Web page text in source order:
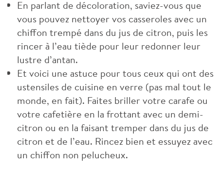
En parlant de décoloration, saviez-vous que
vous pouvez nettoyer vos casseroles avec un
chiffon trempé dans du jus de citron, puis les
rincer à l’eau tiède pour leur redonner leur
lustre d’antan.
Et voici une astuce pour tous ceux qui ont des
ustensiles de cuisine en verre (pas mal tout le
monde, en fait). Faites briller votre carafe ou
votre cafetière en la frottant avec un demi-
citron ou en la faisant tremper dans du jus de
citron et de l’eau. Rincez bien et essuyez avec
un chiffon non pelucheux.